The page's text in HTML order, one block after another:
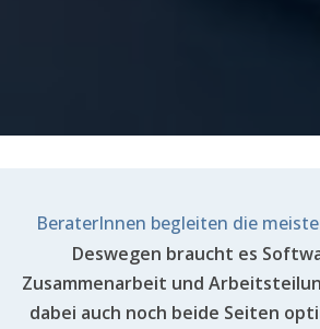
BeraterInnen begleiten die
Deswegen braucht es
Zusammenarbeit und
dabei auch noch beide Seiten